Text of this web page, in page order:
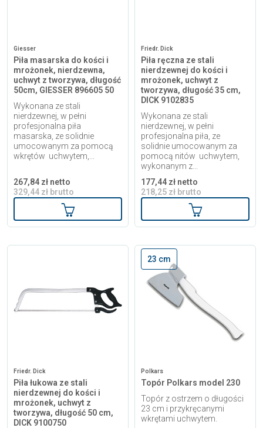
Giesser
Piła masarska do kości i
mrożonek, nierdzewna,
uchwyt z tworzywa, długość
50cm, GIESSER 896605 50
Wykonana ze stali
nierdzewnej, w pełni
profesjonalna piła
masarska, ze solidnie
umocowanym za pomocą
wkrętów uchwytem,...
267,84 zł netto
329,44 zł brutto
Dodaj do koszyka
Friedr. Dick
Piła ręczna ze stali
nierdzewnej do kości i
mrożonek, uchwyt z
tworzywa, długość 35 cm,
DICK 9102835
Wykonana ze stali
nierdzewnej, w pełni
profesjonalna piła, ze
solidnie umocowanym za
pomocą nitów uchwytem,
wykonanym z...
177,44 zł netto
218,25 zł brutto
Dodaj do
Friedr. Dick
Piła łukowa ze stali
nierdzewnej do kości i
mrożonek, uchwyt z
tworzywa, długość 50 cm,
DICK 9100750
23 cm
Polkars
Topór Polkars model 230
Topór z ostrzem o długości
23 cm i przykręcanymi
wkrętami uchwytem.